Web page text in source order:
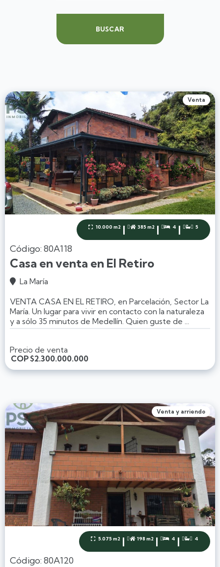
BUSCAR
Venta
 10.000 m2 |  385 m2 |  4 |  5
Código: 80A118
Casa en venta en El Retiro
 La María
VENTA CASA EN EL RETIRO, en Parcelación, Sector La
María. Un lugar para vivir en contacto con la naturaleza
y a sólo 35 minutos de Medellín. Quien guste de ...
Precio de venta
COP$2.300.000.000
Venta y arriendo
 5.075 m2 |  198 m2 |  4 |  4
Código: 80A120